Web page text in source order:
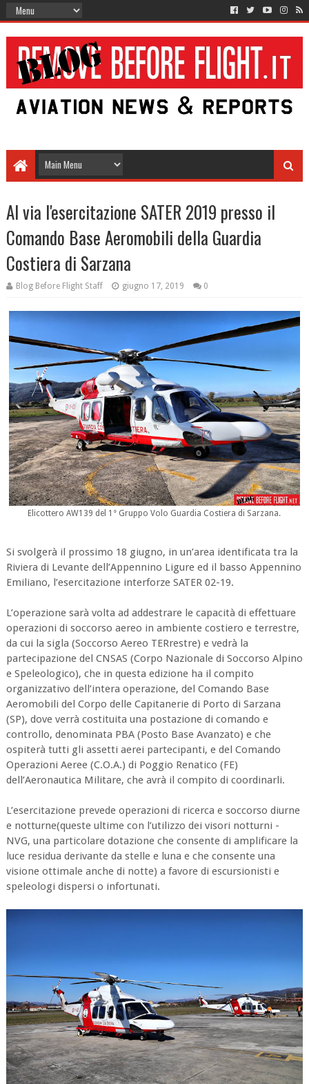
Al via l'esercitazione SATER 2019 presso il
Comando Base Aeromobili della Guardia
Costiera di Sarzana
Blog Before Flight Staff giugno 17, 2019 0
Elicottero AW139 del 1° Gruppo Volo Guardia Costiera di Sarzana.
Si svolgerà il prossimo 18 giugno, in un’area identificata tra la
Riviera di Levante dell’Appennino Ligure ed il basso Appennino
Emiliano, l’esercitazione interforze SATER 02-19.
L’operazione sarà volta ad addestrare le capacità di effettuare
operazioni di soccorso aereo in ambiente costiero e terrestre,
da cui la sigla (Soccorso Aereo TERrestre) e vedrà la
partecipazione del CNSAS (Corpo Nazionale di Soccorso Alpino
e Speleologico), che in questa edizione ha il compito
organizzativo dell’intera operazione, del Comando Base
Aeromobili del Corpo delle Capitanerie di Porto di Sarzana
(SP), dove verrà costituita una postazione di comando e
controllo, denominata PBA (Posto Base Avanzato) e che
ospiterà tutti gli assetti aerei partecipanti, e del Comando
Operazioni Aeree (C.O.A.) di Poggio Renatico (FE)
dell’Aeronautica Militare, che avrà il compito di coordinarli.
L’esercitazione prevede operazioni di ricerca e soccorso diurne
e notturne(queste ultime con l’utilizzo dei visori notturni -
NVG, una particolare dotazione che consente di amplificare la
luce residua derivante da stelle e luna e che consente una
visione ottimale anche di notte) a favore di escursionisti e
speleologi dispersi o infortunati.